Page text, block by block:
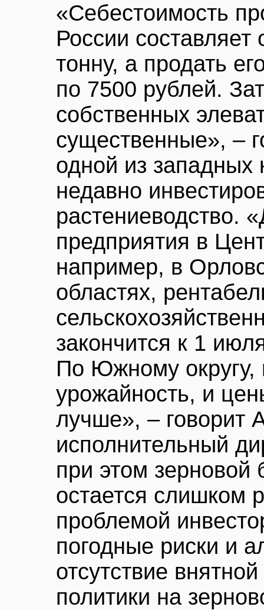
«Себестоимость
России
тонну, а продать
по 7500 рублей.
собственных
существенные», –
одной из западных
недавно
растениеводство.
предприятия в
например, в
областях,
закончится к 1
По Южному округу,
урожайность, и
лучше», – говорит
исполнительный
при этом зерновой
остается слишком
проблемой
погодные риски и
отсутствие
политики на